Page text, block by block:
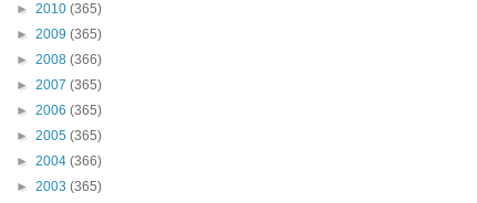
► 2010 (365)
► 2009 (365)
► 2008 (366)
► 2007 (365)
► 2006 (365)
► 2005 (365)
► 2004 (366)
► 2003 (365)